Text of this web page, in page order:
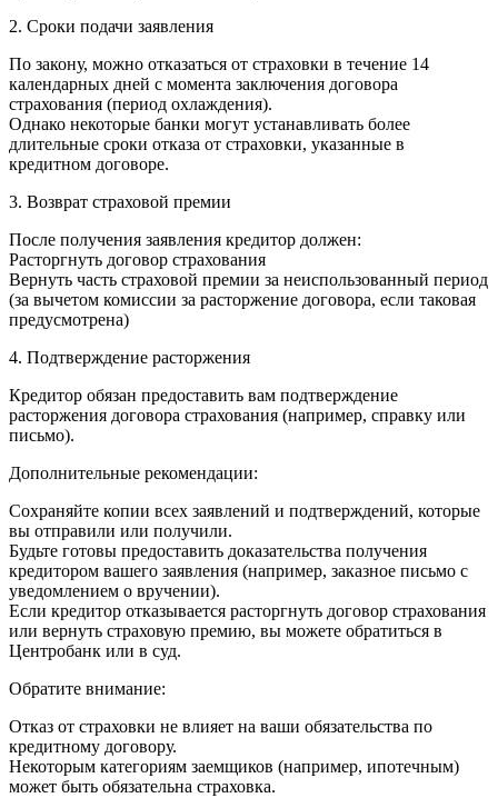
2. Сроки подачи заявления
По закону, можно отказаться от страховки в течение 14
календарных дней с момента заключения договора
страхования (период охлаждения).
Однако некоторые банки могут устанавливать более
длительные сроки отказа от страховки, указанные в
кредитном договоре.
3. Возврат страховой премии
После получения заявления кредитор должен:
Расторгнуть договор страхования
Вернуть часть страховой премии за неиспользованный период
(за вычетом комиссии за расторжение договора, если таковая
предусмотрена)
4. Подтверждение расторжения
Кредитор обязан предоставить вам подтверждение
расторжения договора страхования (например, справку или
письмо).
Дополнительные рекомендации:
Сохраняйте копии всех заявлений и подтверждений, которые
вы отправили или получили.
Будьте готовы предоставить доказательства получения
кредитором вашего заявления (например, заказное письмо с
уведомлением о вручении).
Если кредитор отказывается расторгнуть договор страхования
или вернуть страховую премию, вы можете обратиться в
Центробанк или в суд.
Обратите внимание:
Отказ от страховки не влияет на ваши обязательства по
кредитному договору.
Некоторым категориям заемщиков (например, ипотечным)
может быть обязательна страховка.